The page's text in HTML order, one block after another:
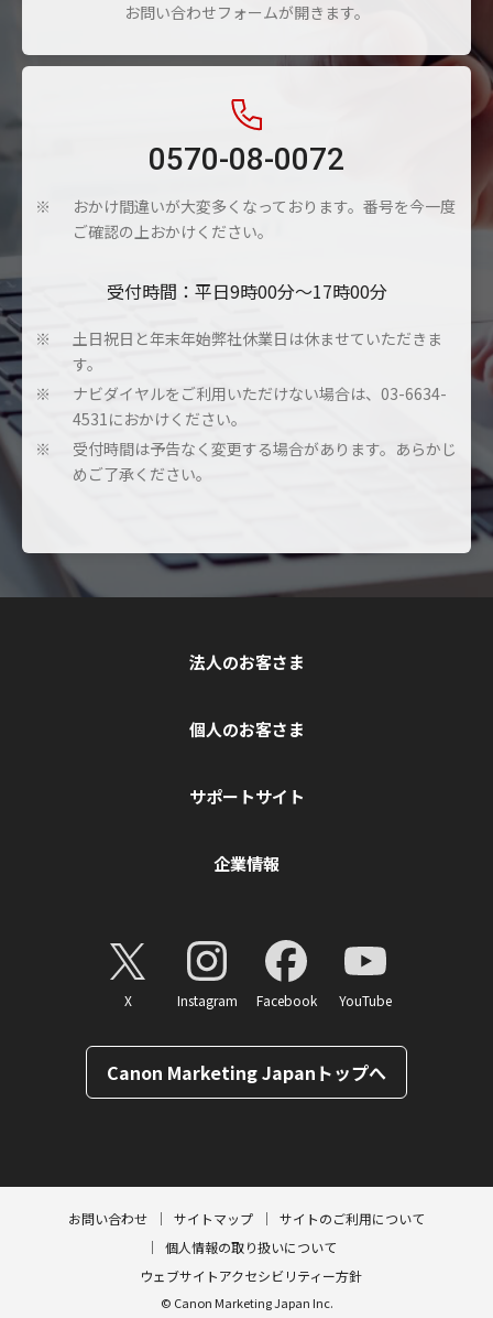
お問い合わせフォームが開きます。
0570-08-0072
※
おかけ間違いが大変多くなっております。番号を今一度
ご確認の上おかけください。
受付時間：平日9時00分～17時00分
※
土日祝日と年末年始弊社休業日は休ませていただきま
す。
※
ナビダイヤルをご利用いただけない場合は、03-6634-
4531におかけください。
※
受付時間は予告なく変更する場合があります。あらかじ
めご了承ください。
法人のお客さま
個人のお客さま
サポートサイト
企業情報
X Instagram Facebook YouTube
Canon Marketing Japanトップへ
お問い合わせ サイトマップ
サイトのご利用について
個人情報の取り扱いについて
ウェブサイトアクセシビリティー方針
© Canon Marketing Japan Inc.